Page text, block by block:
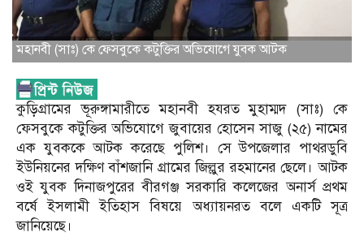
মহানবী (সাঃ) কে ফেসবুকে কটুক্তির অভিযোগে যুবক আটক
কুড়িগ্রামের ভূরুঙ্গামারীতে মহানবী হযরত মুহাম্মদ (সাঃ) কে
ফেসবুকে কটুক্তির অভিযোগে জুবায়ের হোসেন সাজু (২৫) নামের
এক যুবককে আটক করেছে পুলিশ। সে উপজেলার পাথরডুবি
ইউনিয়নের দক্ষিণ বাঁশজানি গ্রামের জিল্লুর রহমানের ছেলে। আটক
ওই যুবক দিনাজপুরের বীরগঞ্জ সরকারি কলেজের অনার্স প্রথম
বর্ষে ইসলামী ইতিহাস বিষয়ে অধ‍্যায়নরত বলে একটি সূত্র
জানিয়েছে।